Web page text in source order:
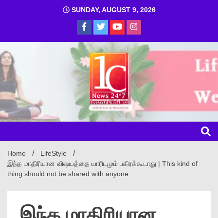
SUNDAY, AUGUST 9, 2026
1C
Home
LifeStyle
இந்த மாதிரியான விஷயத்தை யாரிடமும் பகிரக்கூடாது | This kind of
thing should not be shared with anyone